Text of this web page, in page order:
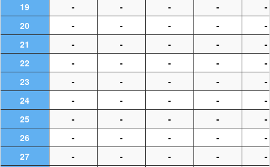
19
- - - -
-
20
- - - -
-
21
- - - -
-
22
- - - -
-
23
- - - -
-
24
- - - -
-
25
- - - -
-
26
- - - -
-
27
- - - -
-